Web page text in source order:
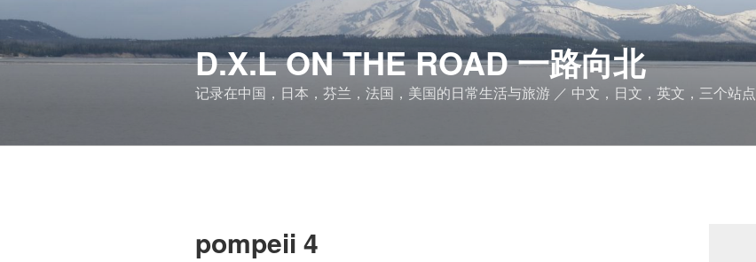
内
D.X.L ON THE ROAD 一路向北
记录在中国，日本，芬兰，法国，美国的日常生活与旅游 ／ 中文，日文，英文，三个站点
pompeii 4